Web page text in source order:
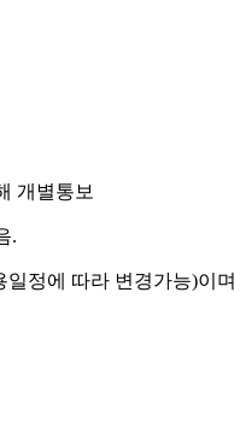
개별통보
.
일정에 따라 변경가능)이며